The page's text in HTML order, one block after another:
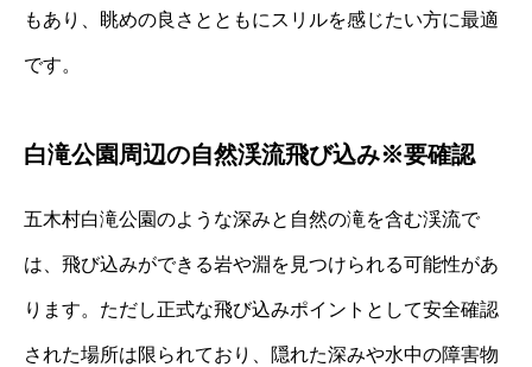
もあり、眺めの良さとともにスリルを感じたい方に最適
です。
白滝公園周辺の自然渓流飛び込み※要確認
五木村白滝公園のような深みと自然の滝を含む渓流で
は、飛び込みができる岩や淵を見つけられる可能性があ
ります。ただし正式な飛び込みポイントとして安全確認
された場所は限られており、隠れた深みや水中の障害物